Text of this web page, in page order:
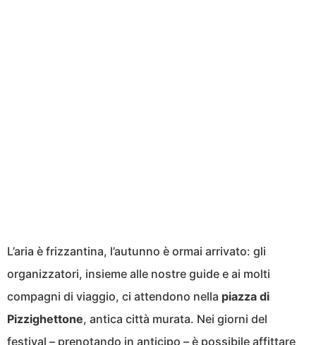
L’aria è frizzantina, l’autunno è ormai arrivato: gli
organizzatori, insieme alle nostre guide e ai molti
compagni di viaggio, ci attendono nella piazza di
Pizzighettone, antica città murata. Nei giorni del
festival – prenotando in anticipo – è possibile affittare